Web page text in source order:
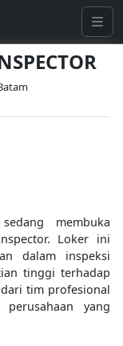
membuka
Loker ini
dalam inspeksi
tinggi terhadap
tim profesional
yang